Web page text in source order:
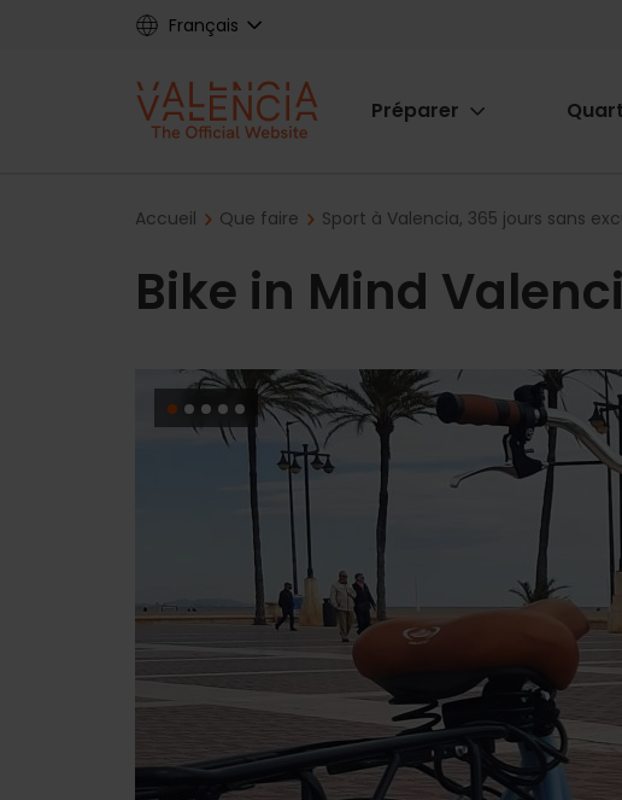
Français
Main
Préparer
Breadcrumb
Accueil Que faire Sport à Valencia, 365 jours sans
Bike in Mind